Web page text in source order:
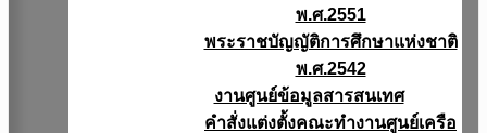
พ.ศ.2551
พระราชบัญญัติการศึกษาแห่งชาติ
พ.ศ.2542
งานศูนย์ข้อมูลสารสนเทศ
คำสั่งแต่งตั้งคณะทำงานศูนย์เครือ